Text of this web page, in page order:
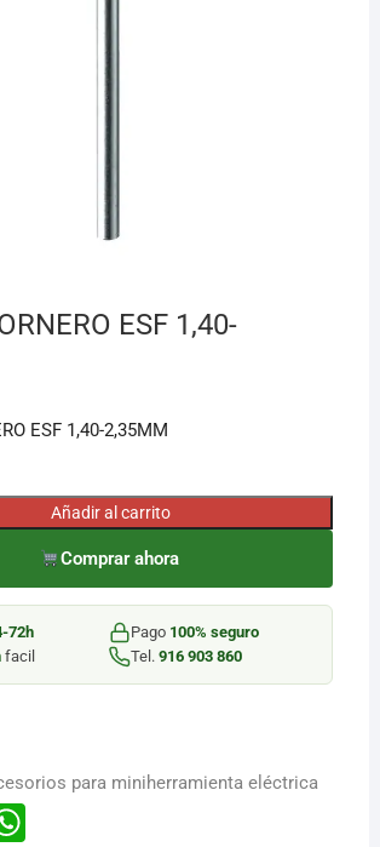
ESF 1,40-
ESF 1,40-2,35MM
Añadir al carrito
Comprar ahora
72h Pago 100% seguro
facil Tel. 916 903 860
para miniherramienta eléctrica
W
virtual de Ferretería El Arroyo.
y te ayudo a encontrarlo,
el nombre exacto